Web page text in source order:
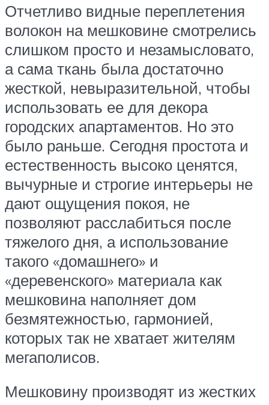
Отчетливо видные переплетения
волокон на мешковине смотрелись
слишком просто и незамысловато,
а сама ткань была достаточно
жесткой, невыразительной, чтобы
использовать ее для декора
городских апартаментов. Но это
было раньше. Сегодня простота и
естественность высоко ценятся,
вычурные и строгие интерьеры не
дают ощущения покоя, не
позволяют расслабиться после
тяжелого дня, а использование
такого «домашнего» и
«деревенского» материала как
мешковина наполняет дом
безмятежностью, гармонией,
которых так не хватает жителям
мегаполисов.
Мешковину производят из жестких